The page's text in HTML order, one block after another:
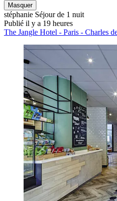
Masquer
stéphanie Séjour de 1 nuit
Publié il y a 19 heures
The Jangle Hotel - Paris - Charles